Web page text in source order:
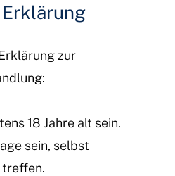
zur
18 Jahre alt sein.
sein, selbst
treffen.